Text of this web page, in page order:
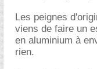
Les peignes
viens de faire un
en aluminium à
rien.